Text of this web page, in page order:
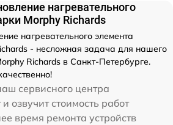
нагревательного
Morphy Richards
нагревательного элемента
- несложная задача для нашего
Richards в Санкт-Петербурге.
сервисного центра
озвучит стоимость работ
время ремонта устройств